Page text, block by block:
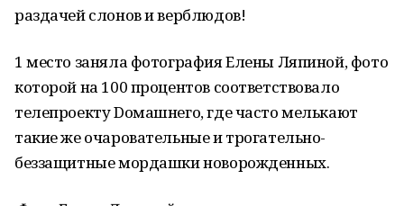
раздачей слонов и верблюдов!
1 место заняла фотография Елены Ляпиной, фото
которой на 100 процентов соответствовало
телепроекту Dомашнего, где часто мелькают
такие же очаровательные и трогательно-
беззащитные мордашки новорожденных.